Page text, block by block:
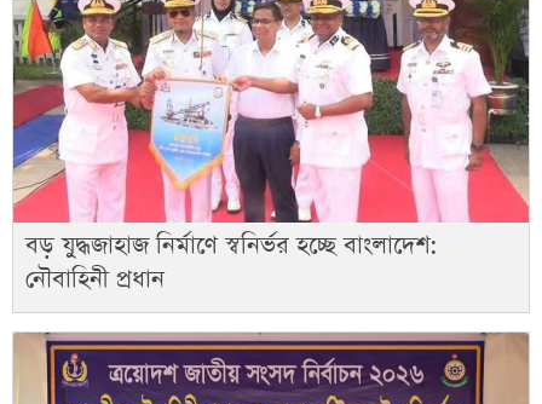
বড় যুদ্ধজাহাজ নির্মাণে স্বনির্ভর হচ্ছে বাংলাদেশ:
নৌবাহিনী প্রধান